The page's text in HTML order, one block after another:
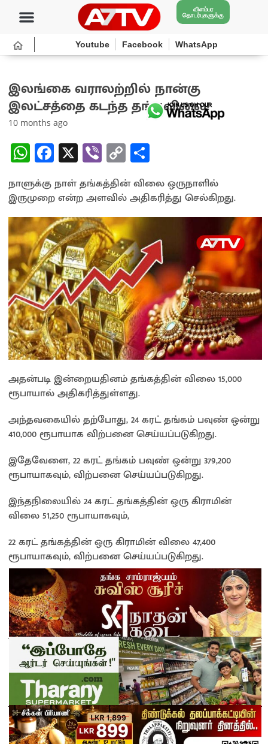
விளம்பர
தொடர்புகளுக்கு
Youtube Facebook WhatsApp
இலங்கை வராலற்றில் நான்கு
இலட்சத்தை கடந்த தங்கவிலை!
10 months ago
W
h
at
sA
p
p
Fa
ce
b
o
o
k
X Vi
b
er
C
o
py
Li
n
k
ar
e
நாளுக்கு நாள் தங்கத்தின் விலை ஒருநாளில்
இருமுறை என்ற அளவில் அதிகரித்து செல்கிறது.
அதன்படி இன்றையதினம் தங்கத்தின் விலை 15,000
ரூபாயால் அதிகரித்துள்ளது.
அந்தவகையில் தற்போது, 24 கரட் தங்கம் பவுண் ஒன்று
410,000 ரூபாயாக விற்பனை செய்யப்படுகிறது.
இதேவேளை, 22 கரட் தங்கம் பவுண் ஒன்று 379,200
ரூபாயாகவும், விற்பனை செய்யப்படுகிறது.
இந்தநிலையில் 24 கரட் தங்கத்தின் ஒரு கிராமின்
விலை 51,250 ரூபாயாகவும்,
22 கரட் தங்கத்தின் ஒரு கிராமின் விலை 47,400
ரூபாயாகவும், விற்பனை செய்யப்படுகிறது.